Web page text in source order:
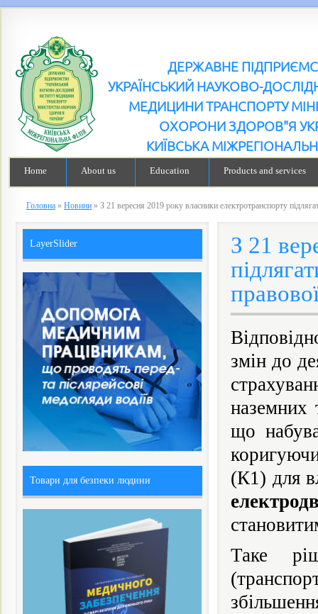
ДЕРЖАВНЕ
УКРАЇНСЬКИЙ НАУКОВО-
МЕДИЦИНИ ТРАНСПОРТУ
ОХОРОНИ ЗДОРОВ"Я
КИЇВСЬКА
Home About us Education Products and services
Головна » Новини » З 21 вересня 2019 року власники електротранспорту
З 21
змін до
наземних
що
(К1) для
Таке
LayerSlider
Товари для безпеки людини